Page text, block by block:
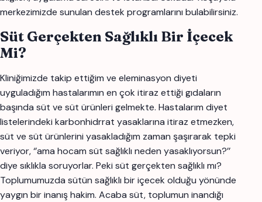
merkezimizde sunulan destek programlarını bulabilirsiniz.
Süt Gerçekten Sağlıklı Bir İçecek
Mi?
Kliniğimizde takip ettiğim ve eleminasyon diyeti
uyguladığım hastalarımın en çok itiraz ettiği gıdaların
başında süt ve süt ürünleri gelmekte. Hastalarım diyet
listelerindeki karbonhidrrat yasaklarına itiraz etmezken,
süt ve süt ürünlerini yasakladığım zaman şaşırarak tepki
veriyor, ‘’ama hocam süt sağlıklı neden yasaklıyorsun?’’
diye sıklıkla soruyorlar. Peki süt gerçekten sağlıklı mı?
Toplumumuzda sütün sağlıklı bir içecek olduğu yönünde
yaygın bir inanış hakim. Acaba süt, toplumun inandığı